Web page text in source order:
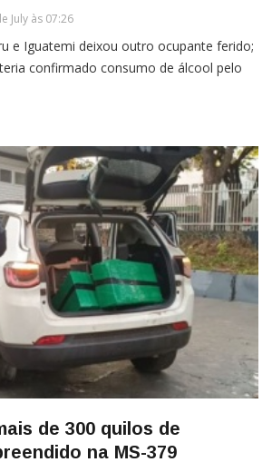
July às 07:26
e Iguatemi deixou outro ocupante ferido;
confirmado consumo de álcool pelo
de 300 quilos de
na MS-379